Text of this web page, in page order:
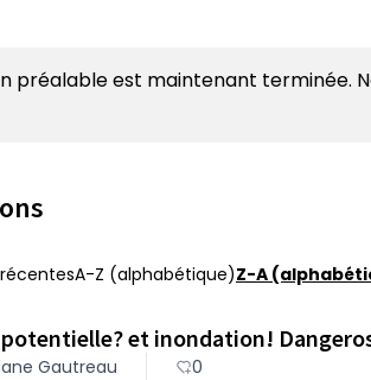
préalable est maintenant terminée.
A-Z (alphabétique)Z-A
et inondation!
Gautreau 0